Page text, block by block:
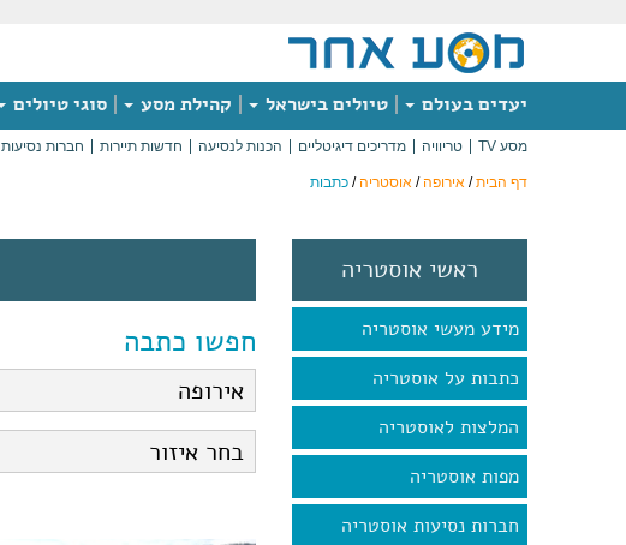
יעדים בעולם טיולים בישראל קהילת מסע סוגי טיולים
מסע TV טריוויה מדריכים דיגיטליים הכנות לנסיעה חדשות תיירות חברות נסיעות
דף הבית/ אירופה/ אוסטריה/ כתבות
ראשי אוסטריה
מידע מעשי אוסטריה
כתבות על אוסטריה
המלצות לאוסטריה
מפות אוסטריה
חברות נסיעות אוסטריה
חפשו כתבה